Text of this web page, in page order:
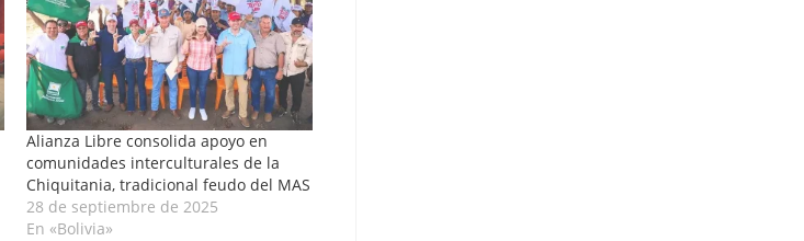
Alianza Libre consolida apoyo en
comunidades interculturales de la
Chiquitania, tradicional feudo del MAS
28 de septiembre de 2025
En «Bolivia»